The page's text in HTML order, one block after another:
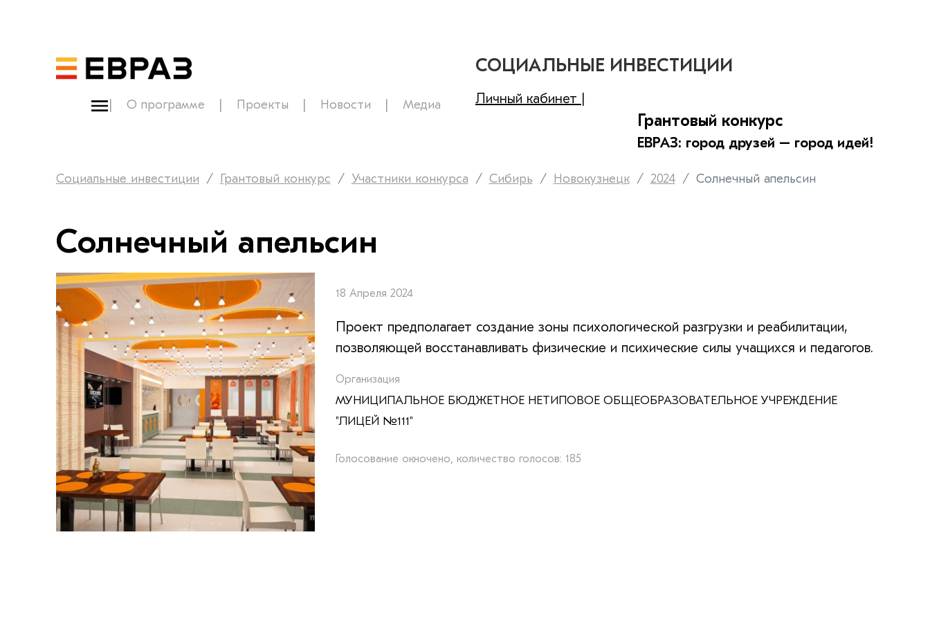
СОЦИАЛЬНЫЕ ИНВЕСТИЦИИ
О программе Проекты Новости Медиа Личный кабинет |
Грантовый конкурс
ЕВРАЗ: город друзей – город идей!
Социальные инвестиции Грантовый конкурс Участники конкурса Сибирь Новокузнецк 2024 Солнечный апельсин
Солнечный апельсин
18 Апреля 2024
Проект предполагает создание зоны психологической разгрузки и реабилитации,
позволяющей восстанавливать физические и психические силы учащихся и педагогов.
Организация
МУНИЦИПАЛЬНОЕ БЮДЖЕТНОЕ НЕТИПОВОЕ ОБЩЕОБРАЗОВАТЕЛЬНОЕ УЧРЕЖДЕНИЕ
"ЛИЦЕЙ №111"
Голосование окночено, количество голосов: 185